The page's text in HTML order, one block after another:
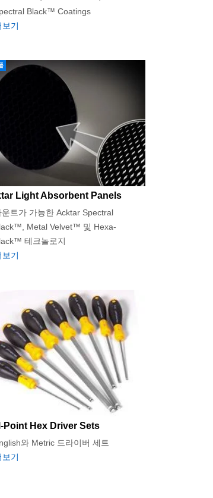
Black™ Coatings
보기
Light Absorbent Panels
운트가 가능한 Acktar Spectral
Metal Velvet™ 및 Hexa-
테크놀로지
보기
Point Hex Driver Sets
와 Metric 드라이버 세트
보기